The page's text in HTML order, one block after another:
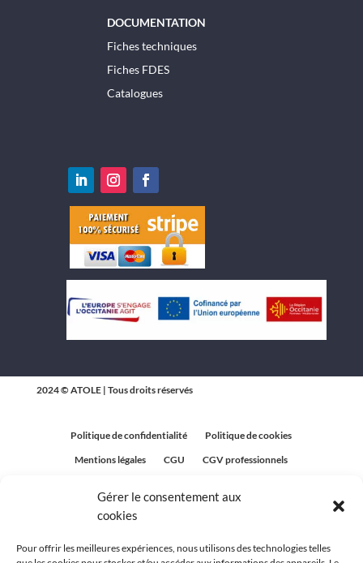
Gérer le consentement aux
cookies
Pour offrir les meilleures expériences, nous utilisons des technologies telles
DOCUMENTATION
Fiches techniques
Fiches FDES
Catalogues
2024 © ATOLE | Tous droits réservés
Politique de confidentialité
Politique de cookies
Mentions légales
CGU
CGV professionnels
Politique relative aux avis clients